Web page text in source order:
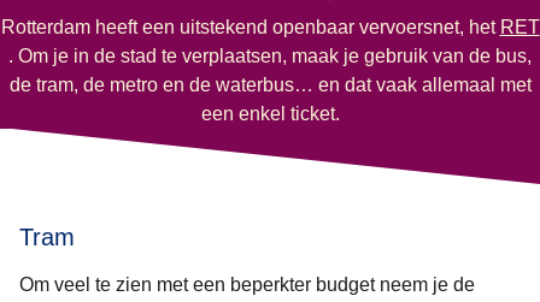
Rotterdam heeft een uitstekend openbaar vervoersnet, het RET
opent in een nieuwe tab)
. Om je in de stad te verplaatsen, maak je gebruik van de bus,
de tram, de metro en de waterbus… en dat vaak allemaal met
een enkel ticket.
Tram
Om veel te zien met een beperkter budget neem je de